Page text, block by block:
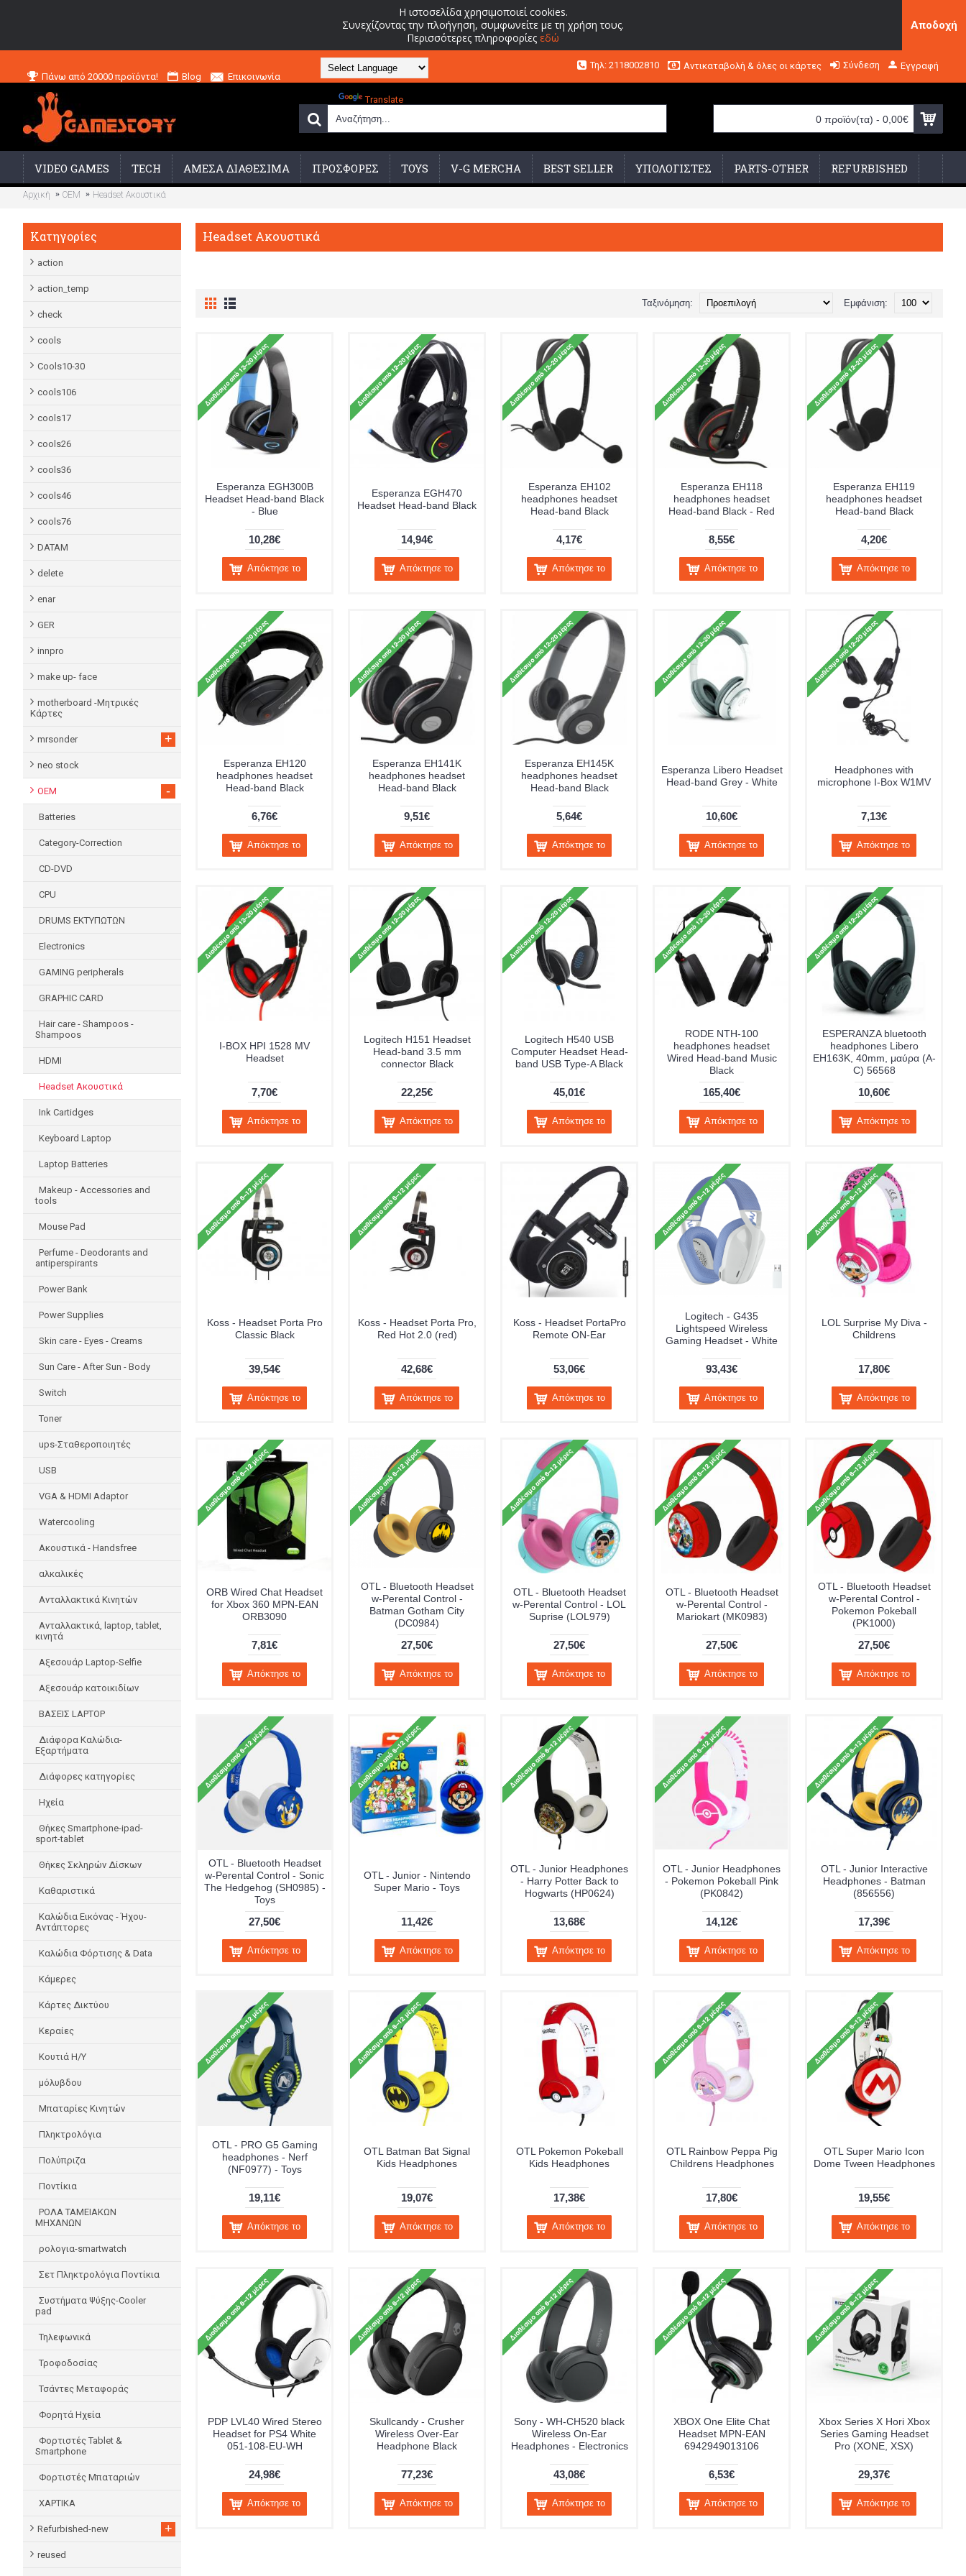
Η ιστοσελίδα χρησιμοποιεί cookies.
Συνεχίζοντας την πλοήγηση, συμφωνείτε με τη χρήση τους.
Περισσότερες πληροφορίες εδώ
Αποδοχή
Πάνω από 20000 προϊόντα! Blog
Επικοινωνία
Translate
Τηλ: 2118002810 Αντικαταβολή & όλες οι κάρτες Σύνδεση Εγγραφή
0 προϊόν(τα) - 0,00€
VIDEO GAMES TECH ΑΜΕΣΑ ΔΙΑΘΕΣΙΜΑ ΠΡΟΣΦΟΡΕΣ TOYS V-G MERCHA BEST SELLER ΥΠΟΛΟΓΙΣΤΕΣ PARTS-OTHER REFURBISHED
Αρχική OEM Headset Ακουστικά
Κατηγορίες
action
action_temp
check
cools
Cools10-30
cools106
cools17
cools26
cools36
cools46
cools76
DATAM
delete
enar
GER
innpro
make up- face
motherboard -Μητρικές
Κάρτες
mrsonder +
neo stock
OEM -
Batteries
Category-Correction
CD-DVD
CPU
DRUMS ΕΚΤΥΠΩΤΩΝ
Electronics
GAMING peripherals
GRAPHIC CARD
Hair care - Shampoos -
Shampoos
HDMI
Headset Ακουστικά
Ink Cartidges
Keyboard Laptop
Laptop Batteries
Makeup - Accessories and
tools
Mouse Pad
Perfume - Deodorants and
antiperspirants
Power Bank
Power Supplies
Skin care - Eyes - Creams
Sun Care - After Sun - Body
Switch
Toner
ups-Σταθεροποιητές
USB
VGA & HDMI Adaptor
Watercooling
Ακουστικά - Handsfree
αλκαλικές
Ανταλλακτικά Κινητών
Ανταλλακτικά, laptop, tablet,
κινητά
Αξεσουάρ Laptop-Selfie
Αξεσουάρ κατοικιδίων
ΒΑΣΕΙΣ LAPTOP
Διάφορα Καλώδια-
Εξαρτήματα
Διάφορες κατηγορίες
Ηχεία
Θήκες Smartphone-ipad-
sport-tablet
Θήκες Σκληρών Δίσκων
Καθαριστικά
Καλώδια Εικόνας - Ήχου-
Αντάπτορες
Καλώδια Φόρτισης & Data
Κάμερες
Κάρτες Δικτύου
Κεραίες
Κουτιά Η/Υ
μόλυβδου
Μπαταρίες Κινητών
Πληκτρολόγια
Πολύπριζα
Ποντίκια
ΡΟΛΑ ΤΑΜΕΙΑΚΩΝ
ΜΗΧΑΝΩΝ
ρολογια-smartwatch
Σετ Πληκτρολόγια Ποντίκια
Συστήματα Ψύξης-Cooler
pad
Τηλεφωνικά
Τροφοδοσίας
Τσάντες Μεταφοράς
Φορητά Ηχεία
Φορτιστές Tablet &
Smartphone
Φορτιστές Μπαταριών
ΧΑΡΤΙΚΑ
Refurbished-new +
reused
Headset Ακουστικά
Εμφάνιση:
Ταξινόμηση:
Esperanza EGH300B
Headset Head-band Black
- Blue
10,28€
Απόκτησε το
Esperanza EGH470
Headset Head-band Black
14,94€
Απόκτησε το
Esperanza EH102
headphones headset
Head-band Black
4,17€
Απόκτησε το
Esperanza EH118
headphones headset
Head-band Black - Red
8,55€
Απόκτησε το
Esperanza EH119
headphones headset
Head-band Black
4,20€
Απόκτησε το
Esperanza EH120
headphones headset
Head-band Black
6,76€
Απόκτησε το
Esperanza EH141K
headphones headset
Head-band Black
9,51€
Απόκτησε το
Esperanza EH145K
headphones headset
Head-band Black
5,64€
Απόκτησε το
Esperanza Libero Headset
Head-band Grey - White
10,60€
Απόκτησε το
Headphones with
microphone I-Box W1MV
7,13€
Απόκτησε το
I-BOX HPI 1528 MV
Headset
7,70€
Απόκτησε το
Logitech H151 Headset
Head-band 3.5 mm
connector Black
22,25€
Απόκτησε το
Logitech H540 USB
Computer Headset Head-
band USB Type-A Black
45,01€
Απόκτησε το
RODE NTH-100
headphones headset
Wired Head-band Music
Black
165,40€
Απόκτησε το
ESPERANZA bluetooth
headphones Libero
EH163K, 40mm, μαύρα (A-
C) 56568
10,60€
Απόκτησε το
Koss - Headset Porta Pro
Classic Black
39,54€
Απόκτησε το
Koss - Headset Porta Pro,
Red Hot 2.0 (red)
42,68€
Απόκτησε το
Koss - Headset PortaPro
Remote ON-Ear
53,06€
Απόκτησε το
Logitech - G435
Lightspeed Wireless
Gaming Headset - White
93,43€
Απόκτησε το
LOL Surprise My Diva -
Childrens
17,80€
Απόκτησε το
ORB Wired Chat Headset
for Xbox 360 MPN-EAN
ORB3090
7,81€
Απόκτησε το
OTL - Bluetooth Headset
w-Perental Control -
Batman Gotham City
(DC0984)
27,50€
Απόκτησε το
OTL - Bluetooth Headset
w-Perental Control - LOL
Suprise (LOL979)
27,50€
Απόκτησε το
OTL - Bluetooth Headset
w-Perental Control -
Mariokart (MK0983)
27,50€
Απόκτησε το
OTL - Bluetooth Headset
w-Perental Control -
Pokemon Pokeball
(PK1000)
27,50€
Απόκτησε το
OTL - Bluetooth Headset
w-Perental Control - Sonic
The Hedgehog (SH0985) -
Toys
27,50€
Απόκτησε το
OTL - Junior - Nintendo
Super Mario - Toys
11,42€
Απόκτησε το
OTL - Junior Headphones
- Harry Potter Back to
Hogwarts (HP0624)
13,68€
Απόκτησε το
OTL - Junior Headphones
- Pokemon Pokeball Pink
(PK0842)
14,12€
Απόκτησε το
OTL - Junior Interactive
Headphones - Batman
(856556)
17,39€
Απόκτησε το
OTL - PRO G5 Gaming
headphones - Nerf
(NF0977) - Toys
19,11€
Απόκτησε το
OTL Batman Bat Signal
Kids Headphones
19,07€
Απόκτησε το
OTL Pokemon Pokeball
Kids Headphones
17,38€
Απόκτησε το
OTL Rainbow Peppa Pig
Childrens Headphones
17,80€
Απόκτησε το
OTL Super Mario Icon
Dome Tween Headphones
19,55€
Απόκτησε το
PDP LVL40 Wired Stereo
Headset for PS4 White
051-108-EU-WH
24,98€
Απόκτησε το
Skullcandy - Crusher
Wireless Over-Ear
Headphone Black
77,23€
Απόκτησε το
Sony - WH-CH520 black
Wireless On-Ear
Headphones - Electronics
43,08€
Απόκτησε το
XBOX One Elite Chat
Headset MPN-EAN
6942949013106
6,53€
Απόκτησε το
Xbox Series X Hori Xbox
Series Gaming Headset
Pro (XONE, XSX)
29,37€
Απόκτησε το